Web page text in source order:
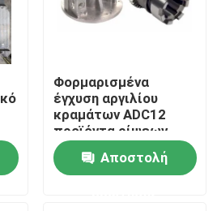
Φορμαρισμένα
έγχυση αργιλίου
κραμάτων ADC12
προϊόντα ρίψεων
κύβων αμμόστρωσης
ηλεκτροφορητικά
Αποστολή